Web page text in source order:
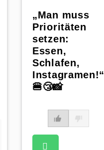
„Man muss
Prioritäten
setzen:
Essen,
Schlafen,
Instagramen!“
🍔😴📸